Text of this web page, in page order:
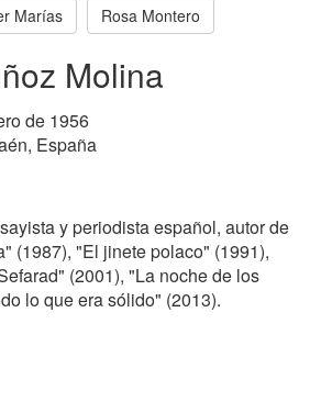
Marías Rosa Montero
Molina
de 1956
España
y periodista español, autor de
(1987), "El jinete polaco" (1991),
(2001), "La noche de los
lo que era sólido" (2013).